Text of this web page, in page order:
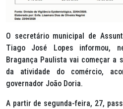
O secretário municipal de
Tiago José Lopes informou,
Bragança Paulista vai começar a
da atividade do comércio,
governador João Doria.
A partir de segunda-feira, 27,